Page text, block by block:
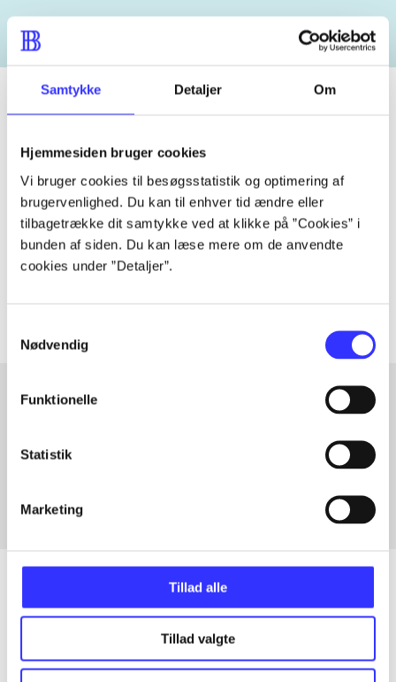
Samtykke Detaljer Om
Hjemmesiden bruger cookies
Vi bruger cookies til besøgsstatistik og optimering af
brugervenlighed. Du kan til enhver tid ændre eller
tilbagetrække dit samtykke ved at klikke på ”Cookies” i
bunden af siden. Du kan læse mere om de anvendte
cookies under ”Detaljer”.
Nødvendig
Funktionelle
Statistik
Marketing
Tillad alle
Tillad valgte
Tidsskrift
Artiklen er en del af
lorem ipsum dolor sit amet ...
Tidsskrift
Fra
Alle registrerede artikler fordelt på udgivelser